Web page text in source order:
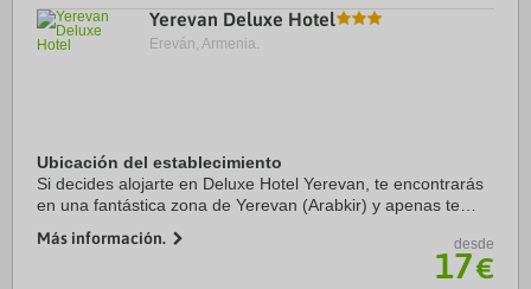
Yerevan Deluxe Hotel
Ereván, Armenia.
Ubicación del establecimiento
Si decides alojarte en Deluxe Hotel Yerevan, te encontrarás
en una fantástica zona de Yerevan (Arabkir) y apenas te
Centro comercial Rio. Además, ...
Más información. desde
17€